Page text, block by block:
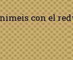
con el